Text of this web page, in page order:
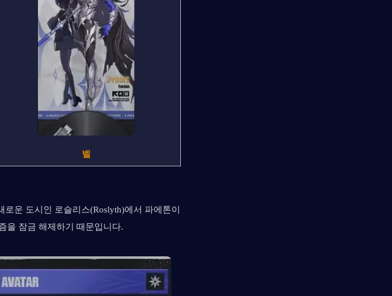
벨
운 도시인 로슬리스(Roslyth)에서 파에톤이
을 잠금 해제하기 때문입니다.